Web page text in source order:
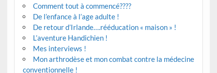
Comment tout à commencé????
De l’enfance à l’age adulte !
De retour d’Irlande….rééducation « maison » !
L’aventure Handichien !
Mes interviews !
Mon arthrodèse et mon combat contre la médecine
conventionnelle !